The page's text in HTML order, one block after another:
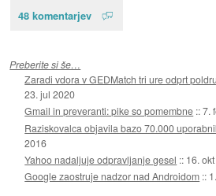
48 komentarjev
Preberite si še…
Zaradi vdora v GEDMatch tri ure odprt
23. jul 2020
Gmail in preveranti: pike so pomembne ::7.
Raziskovalca objavila bazo 70.000
2016
Yahoo nadaljuje odpravljanje gesel :: 16.
Google zaostruje nadzor nad Androidom ::